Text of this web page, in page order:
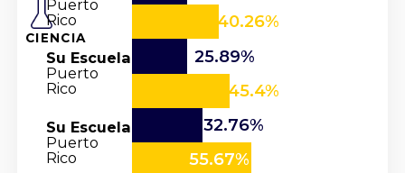
CIENCIA
Puerto
Rico
40.26%
Su Escuela
Puerto
Rico
25.89%
45.4%
Su Escuela
Puerto
Rico
32.76%
55.67%